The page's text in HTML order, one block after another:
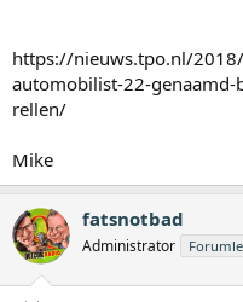
https://nieuws.tpo.nl/
automobilist-22-
rellen/
Mike
fatsnotbad
Administrator